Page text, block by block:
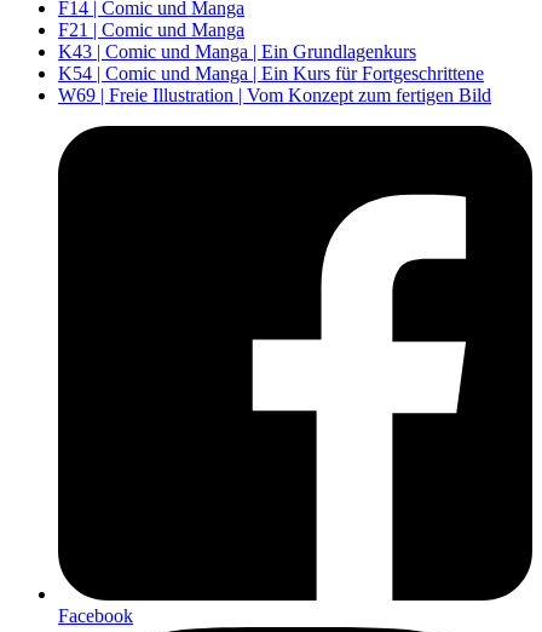
F14 | Comic und Manga
F21 | Comic und Manga
K43 | Comic und Manga | Ein Grundlagenkurs
K54 | Comic und Manga | Ein Kurs für Fortgeschrittene
W69 | Freie Illustration | Vom Konzept zum fertigen Bild
Facebook